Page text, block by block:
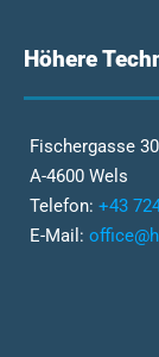
Höhere
Fischergasse 30
A-4600 Wels
Telefon: +43
E-Mail: